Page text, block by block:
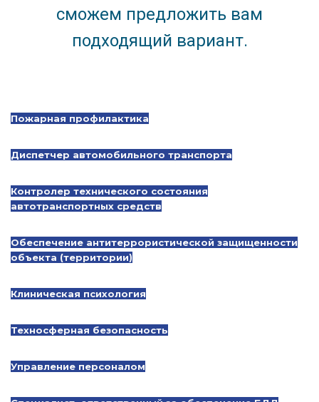
сможем предложить вам
подходящий вариант.
Пожарная профилактика
Диспетчер автомобильного транспорта
Контролер технического состояния
автотранспортных средств
Обеспечение антитеррористической защищенности
объекта (территории)
Клиническая психология
Техносферная безопасность
Управление персоналом